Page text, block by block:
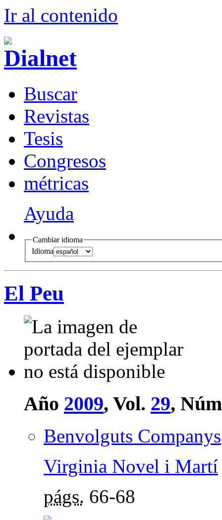
Ir al contenido
Buscar
Revistas
Tesis
Congresos
métricas
Ayuda
Cambiar idioma
Idioma
El Peu
Año 2009, Vol. 29,
Benvolguts Companys
Virginia Novel i Martí
págs. 66-68